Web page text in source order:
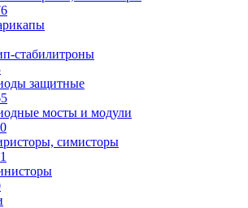
стабилитроны
защитные
мосты и модули
симисторы